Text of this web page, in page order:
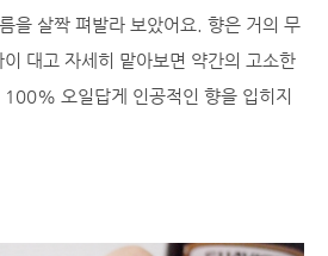
을 살짝 펴발라 보았어요. 향은 거의 무
대고 자세히 맡아보면 약간의 고소한
오일답게 인공적인 향을 입히지